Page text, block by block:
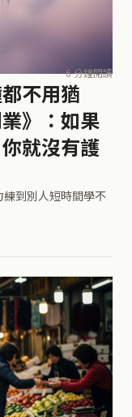
6 分鐘閱讀
不用猶
》：如果
就沒有護
到別人短時間學不